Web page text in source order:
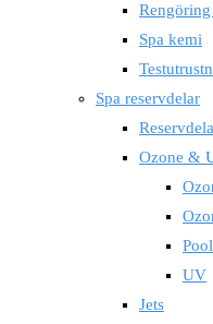
Spa kemi
Spa reservdelar
Ozone &
UV
Jets